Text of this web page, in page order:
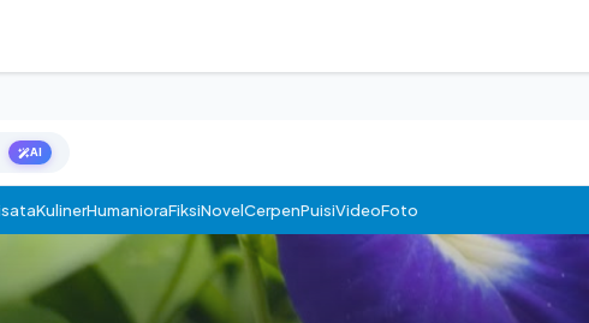
AI
KulinerHumanioraFiksiNovelCerpenPuisiVideoFoto